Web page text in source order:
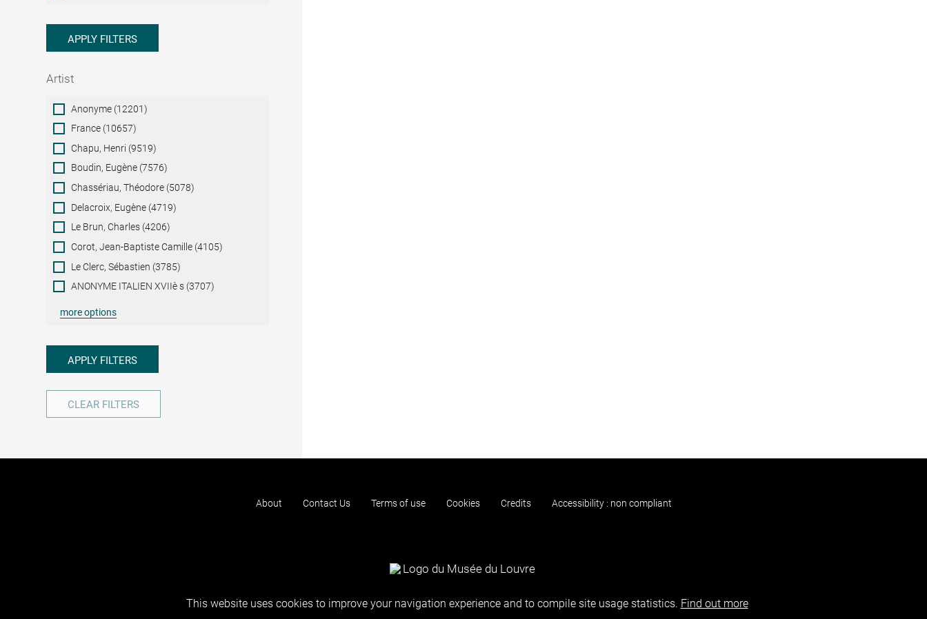
APPLY FILTERS
Artist
ArtistAnonyme (12201)
France (10657)
Chapu, Henri (9519)
Boudin, Eugène (7576)
Chassériau, Théodore (5078)
Delacroix, Eugène (4719)
Le Brun, Charles (4206)
Corot, Jean-Baptiste Camille (4105)
Le Clerc, Sébastien (3785)
ANONYME ITALIEN XVIIè s (3707)
more options
APPLY FILTERS
CLEAR FILTERS
About Contact Us Terms of use Cookies Credits Accessibility : non compliant
This website uses cookies to improve your navigation experience and to compile site usage statistics. Find out more